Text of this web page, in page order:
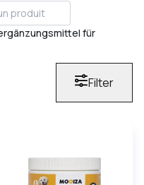
für
Filter